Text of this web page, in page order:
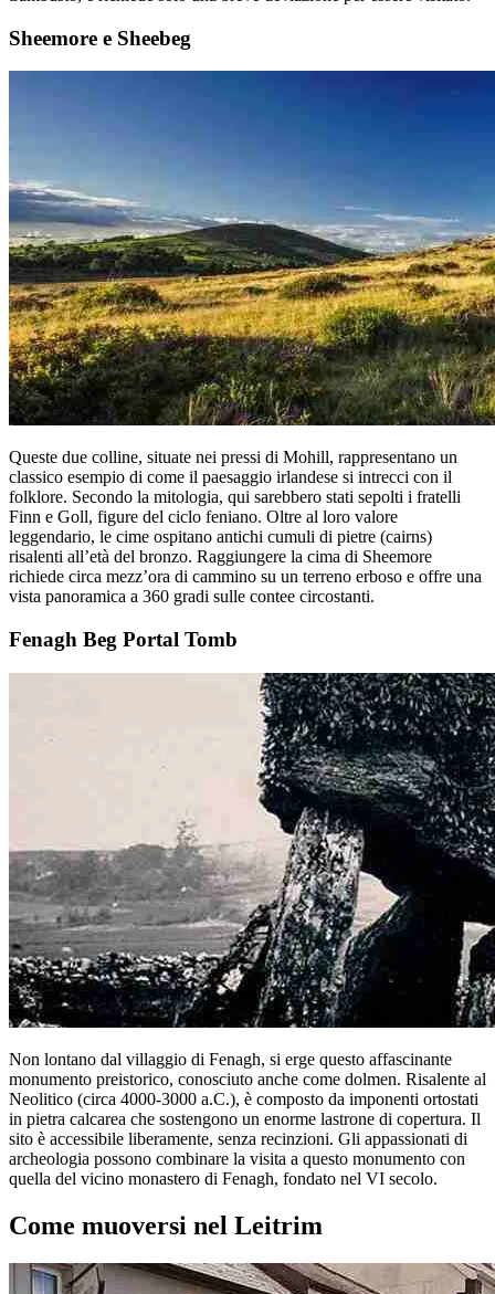
Sheemore e Sheebeg
Queste due colline, situate nei pressi di Mohill, rappresentano un
classico esempio di come il paesaggio irlandese si intrecci con il
folklore. Secondo la mitologia, qui sarebbero stati sepolti i fratelli
Finn e Goll, figure del ciclo feniano. Oltre al loro valore
leggendario, le cime ospitano antichi cumuli di pietre (cairns)
risalenti all’età del bronzo. Raggiungere la cima di Sheemore
richiede circa mezz’ora di cammino su un terreno erboso e offre una
vista panoramica a 360 gradi sulle contee circostanti.
Fenagh Beg Portal Tomb
Non lontano dal villaggio di Fenagh, si erge questo affascinante
monumento preistorico, conosciuto anche come dolmen. Risalente al
Neolitico (circa 4000-3000 a.C.), è composto da imponenti ortostati
in pietra calcarea che sostengono un enorme lastrone di copertura. Il
sito è accessibile liberamente, senza recinzioni. Gli appassionati di
archeologia possono combinare la visita a questo monumento con
quella del vicino monastero di Fenagh, fondato nel VI secolo.
Come muoversi nel Leitrim